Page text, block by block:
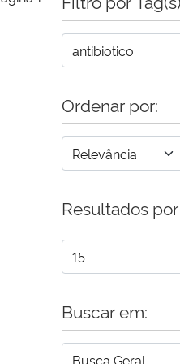
Ordenar por:
Resultados
Buscar em: